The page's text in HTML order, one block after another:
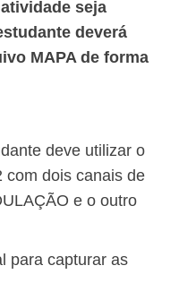
seja
deverá
MAPA de forma
deve utilizar o
com dois canais de
e o outro
para capturar as